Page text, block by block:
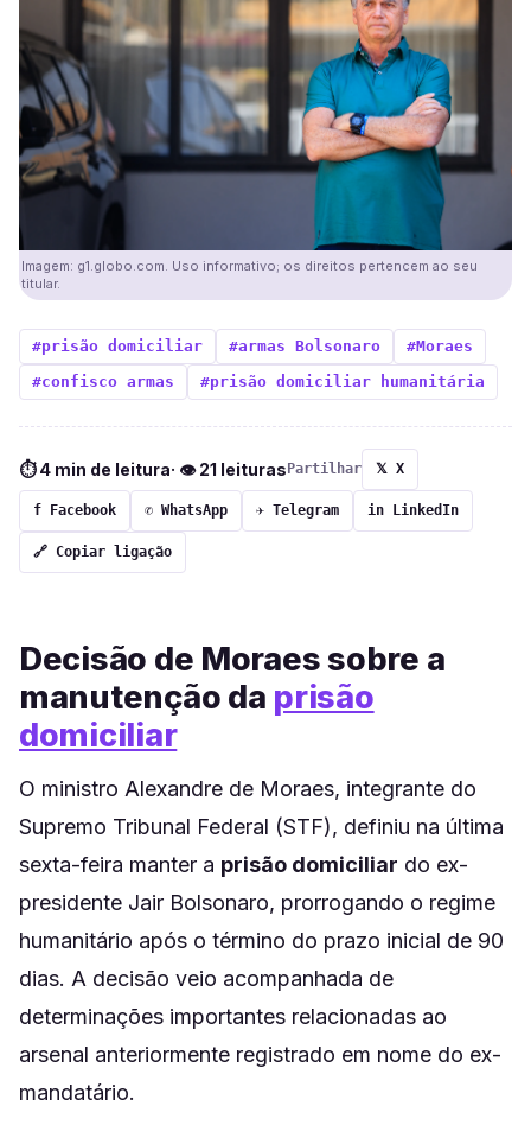
Imagem: g1.globo.com. Uso informativo; os direitos pertencem ao seu
titular.
#prisão domiciliar #armas Bolsonaro
#Moraes
#confisco armas
#prisão domiciliar humanitária
⏱ 4 min de leitura· 👁 21 leituras Partilhar 𝕏 X
f Facebook ✆ WhatsApp ✈ Telegram in LinkedIn
🔗 Copiar ligação
Decisão de Moraes sobre a
manutenção da prisão
domiciliar
O ministro Alexandre de Moraes, integrante do
Supremo Tribunal Federal (STF), definiu na última
sexta-feira manter a prisão domiciliar do ex-
presidente Jair Bolsonaro, prorrogando o regime
humanitário após o término do prazo inicial de 90
dias. A decisão veio acompanhada de
determinações importantes relacionadas ao
arsenal anteriormente registrado em nome do ex-
mandatário.